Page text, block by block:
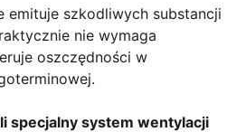
emituje szkodliwych substancji
nie wymaga
oszczędności w
specjalny system wentylacji